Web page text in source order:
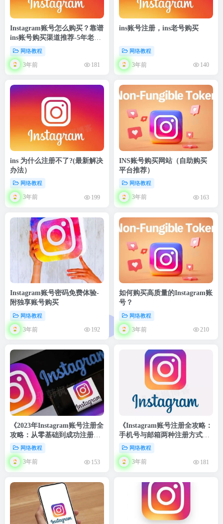
Instagram账号怎么购买？靠谱
ins账号购买渠道推荐-5年老
店，值得信赖
网络教程
3年前 181
ins账号注册，ins老号购买
网络教程
3年前 140
ins 为什么注册不了?(最新解决
办法）
网络教程
3年前 199
INS账号购买网站（自助购买
平台推荐）
网络教程
3年前 163
Instagram账号密码免费体验-
附独享账号购买
网络教程
3年前 192
如何购买高质量的Instagram账
号？
网络教程
3年前 210
《2023年Instagram账号注册全
攻略：从零基础到成功注册的
详细步骤》
网络教程
3年前 153
《Instagram账号注册全攻略：
手机号与邮箱两种注册方式详
解》网络教程
3年前 181